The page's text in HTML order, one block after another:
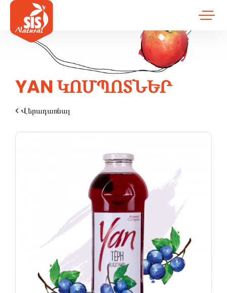
YAN ԿՈՄՊՈՏՆԵՐ
Վերադառնալ